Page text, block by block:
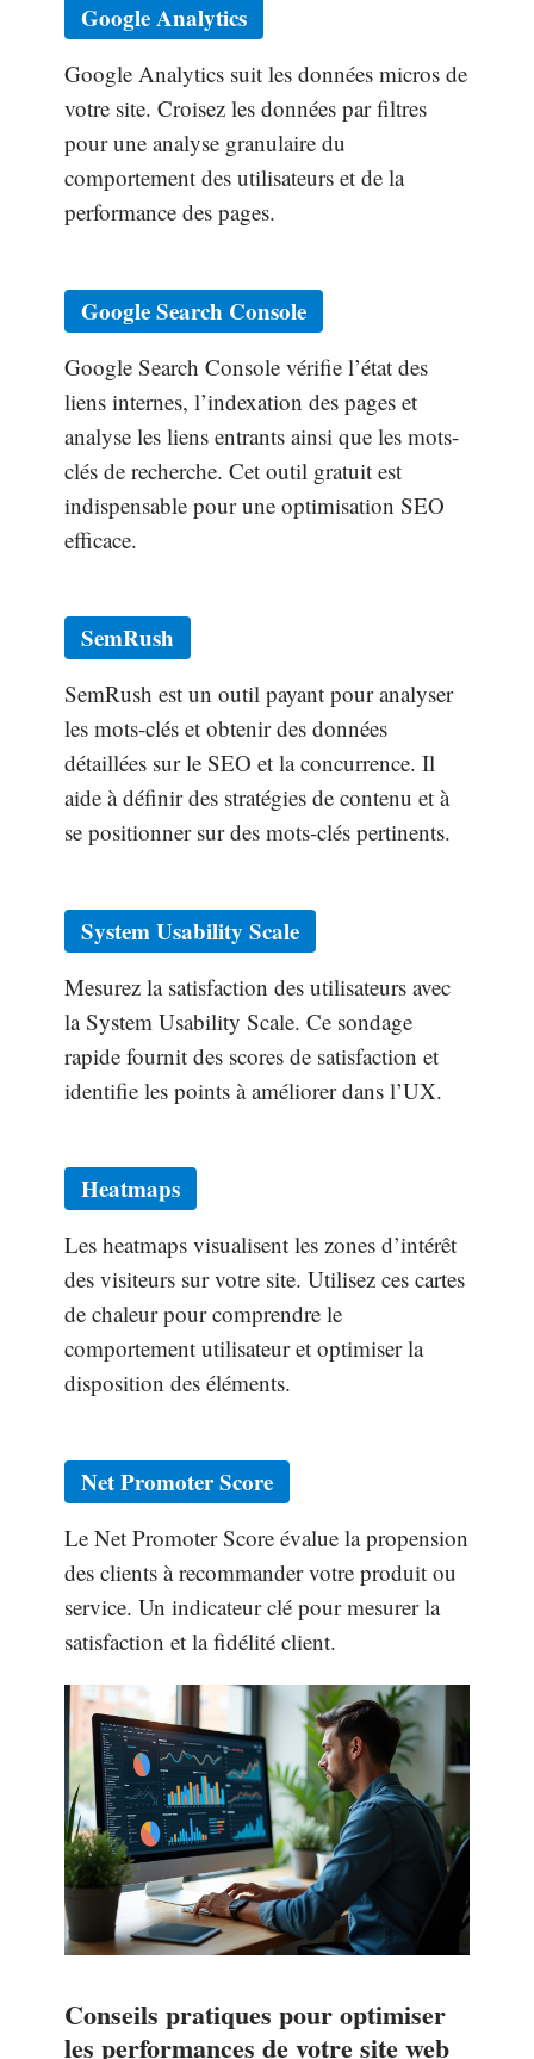
Google Analytics
Google Analytics suit les données micros de
votre site. Croisez les données par filtres
pour une analyse granulaire du
comportement des utilisateurs et de la
performance des pages.
Google Search Console
Google Search Console vérifie l’état des
liens internes, l’indexation des pages et
analyse les liens entrants ainsi que les mots-
clés de recherche. Cet outil gratuit est
indispensable pour une optimisation SEO
efficace.
SemRush
SemRush est un outil payant pour analyser
les mots-clés et obtenir des données
détaillées sur le SEO et la concurrence. Il
aide à définir des stratégies de contenu et à
se positionner sur des mots-clés pertinents.
System Usability Scale
Mesurez la satisfaction des utilisateurs avec
la System Usability Scale. Ce sondage
rapide fournit des scores de satisfaction et
identifie les points à améliorer dans l’UX.
Heatmaps
Les heatmaps visualisent les zones d’intérêt
des visiteurs sur votre site. Utilisez ces cartes
de chaleur pour comprendre le
comportement utilisateur et optimiser la
disposition des éléments.
Net Promoter Score
Le Net Promoter Score évalue la propension
des clients à recommander votre produit ou
service. Un indicateur clé pour mesurer la
satisfaction et la fidélité client.
Conseils pratiques pour optimiser
les performances de votre site web